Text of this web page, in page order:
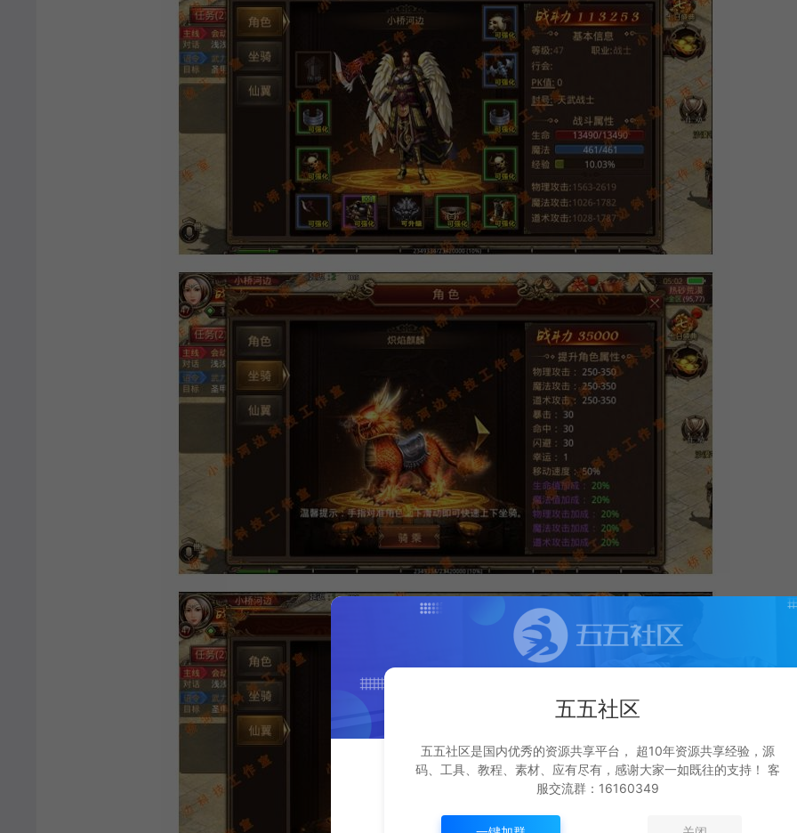
五五社区
五五社区是国内优秀的资源共享平台， 超10年资源共享经验，源
码、工具、教程、素材、应有尽有，感谢大家一如既往的支持！ 客
服交流群：16160349